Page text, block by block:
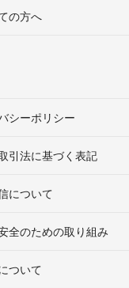
の方へ
シーポリシー
引法に基づく表記
について
全のための取り組み
ついて